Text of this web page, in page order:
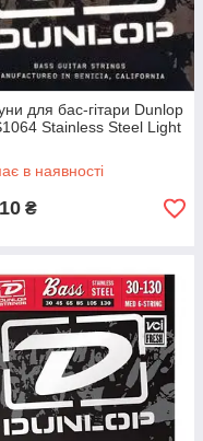
для бас-гітари Dunlop
Stainless Steel Light
в наявності
₴